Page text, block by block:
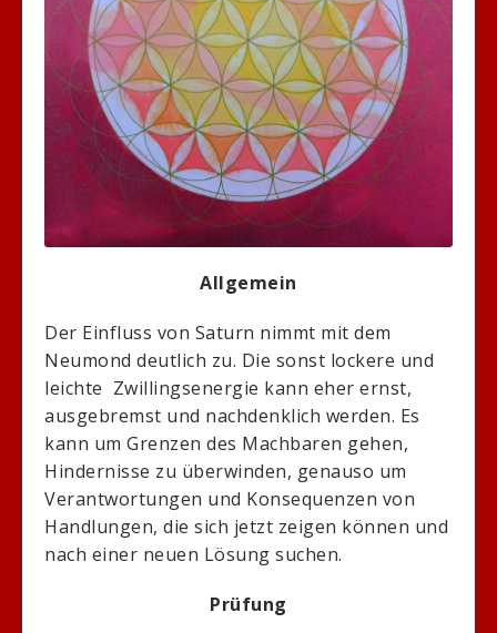
Allgemein
Der Einfluss von Saturn nimmt mit dem
Neumond deutlich zu. Die sonst lockere und
leichte Zwillingsenergie kann eher ernst,
ausgebremst und nachdenklich werden. Es
kann um Grenzen des Machbaren gehen,
Hindernisse zu überwinden, genauso um
Verantwortungen und Konsequenzen von
Handlungen, die sich jetzt zeigen können und
nach einer neuen Lösung suchen.
Prüfung